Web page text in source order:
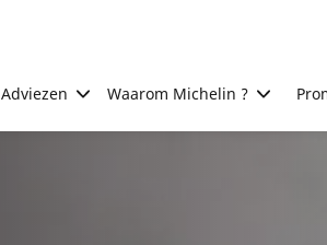
Adviezen Waarom Michelin ?